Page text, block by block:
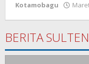
Kotamobagu
BERITA